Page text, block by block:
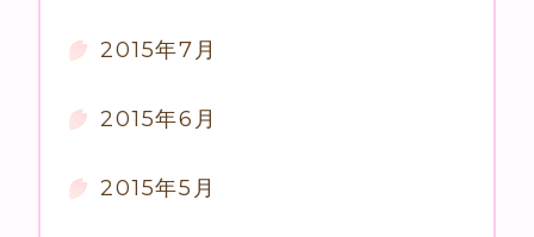
2015年7月
2015年6月
2015年5月